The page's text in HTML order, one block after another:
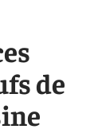
de